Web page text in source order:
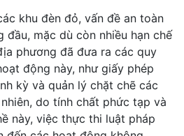
khu đèn đỏ, vấn đề an toàn
đầu, mặc dù còn nhiều hạn chế
phương đã đưa ra các quy
động này, như giấy phép
kỳ và quản lý chặt chẽ các
do tính chất phức tạp và
này, việc thực thi luật pháp